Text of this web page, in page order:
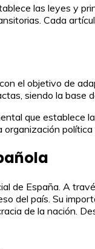
las leyes y
Cada
el objetivo de
siendo la base
que establece
política
de España. A
del país. Su
de la nación.